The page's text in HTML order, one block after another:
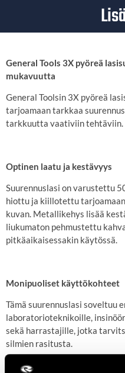
General Tools 3X pyöreä
mukavuutta
General Toolsin 3X pyöreä
tarjoamaan tarkkaa
tarkkuutta vaativiin tehtäviin.
Optinen laatu ja kestävyys
Suurennuslasi on varustettu
hiottu ja kiillotettu
kuvan. Metallikehys lisää
liukumaton pehmustettu
pitkäaikaisessakin käytössä.
Monipuoliset käyttökohteet
Tämä suurennuslasi soveltuu
laboratorioteknikoille,
sekä harrastajille, jotka
silmien rasitusta.